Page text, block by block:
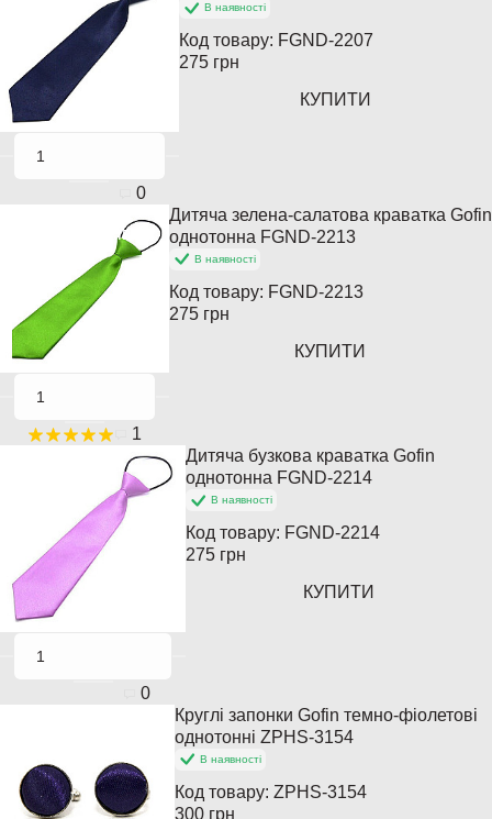
0
В наявності
Код товару: FGND-2207
275 грн
КУПИТИ
Хіт продажів
1
Дитяча зелена-салатова краватка Gofin
однотонна FGND-2213
В наявності
Код товару: FGND-2213
275 грн
КУПИТИ
0
Дитяча бузкова краватка Gofin
однотонна FGND-2214
В наявності
Код товару: FGND-2214
275 грн
КУПИТИ
Круглі запонки Gofin темно-фіолетові
однотонні ZPHS-3154
В наявності
Код товару:ZPHS-3154
300 грн